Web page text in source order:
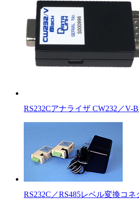
RS232Cアナライザ CW232／V-
RS232C／RS485レベル変換コ